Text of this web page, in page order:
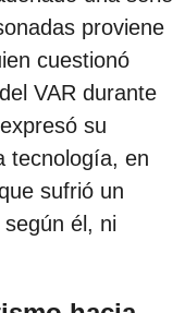
n
proviene
cuestionó
VAR durante
su
tecnología, en
sufrió un
él, ni